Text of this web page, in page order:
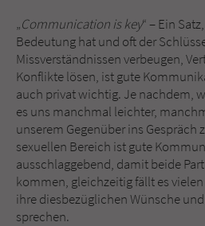
„Communication is key“ – Ein
Bedeutung hat und oft der
Missverständnissen verbeugen,
Konflikte lösen, ist gute
auch privat wichtig. Je nachdem,
es uns manchmal leichter,
unserem Gegenüber ins Gespräch
sexuellen Bereich ist gute
ausschlaggebend, damit beide
kommen, gleichzeitig fällt es
ihre diesbezüglichen Wünsche
sprechen.
Name
Anbieter Literatur-Couch
Laufzeit 1 Jahr
Zweck Cookie für
Name fe_typo_user